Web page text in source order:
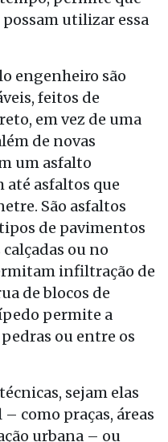
possam utilizar essa
engenheiro são
feitos de
em vez de uma
de novas
um asfalto
até asfaltos que
São asfaltos
de pavimentos
ou no
infiltração de
de blocos de
permite a
ou entre os
sejam elas
como praças, áreas
urbana – ou